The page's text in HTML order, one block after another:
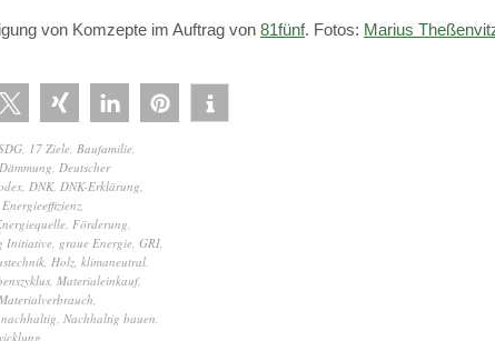
von Komzepte im Auftrag von 81fünf. Fotos: Marius
17 Ziele Baufamilie
Dämmung Deutscher
DNK, DNK-Erklärung
Energieeffizienz
Förderung
Initiative graue Energie GRI
Holz klimaneutral
Materialeinkauf,
Materialverbrauch
nachhaltig Nachhaltig bauen